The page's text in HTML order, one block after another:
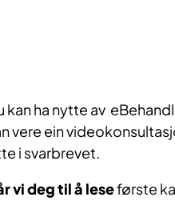
kan ha nytte av
vere ein
i svarbrevet.
vi deg til å leseførste